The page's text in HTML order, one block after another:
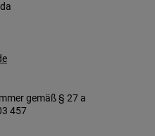
gemäß § 27 a
457